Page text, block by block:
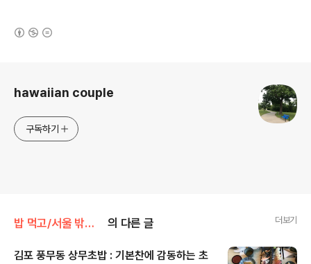
hawaiian couple
구독하기
밥 먹고/서울 밖에서 의 다른 글 더보기
김포 풍무동 상무초밥 : 기본찬에 감동하는 초